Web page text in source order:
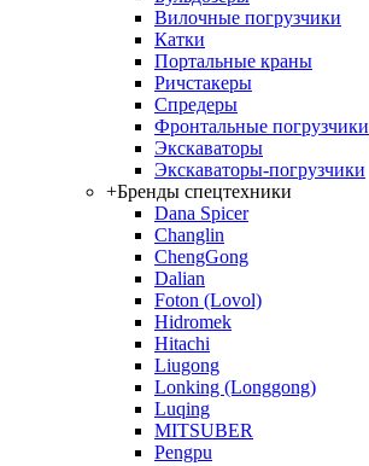
Вилочные погрузчики
Катки
Портальные краны
Ричстакеры
Спредеры
Фронтальные погрузчики
Экскаваторы
Экскаваторы-погрузчики
+Бренды спецтехники
Dana Spicer
Changlin
ChengGong
Dalian
Foton (Lovol)
Hidromek
Hitachi
Liugong
Lonking (Longgong)
Luqing
MITSUBER
Pengpu